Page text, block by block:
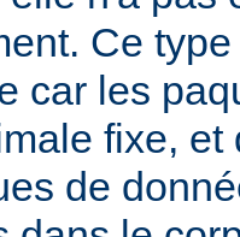
Ce
car les
fixe, et
de